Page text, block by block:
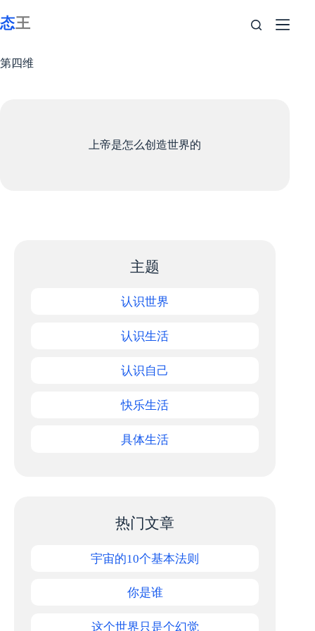
至
第四维
上帝是怎么创造世界的
主题
认识世界
认识生活
认识自己
快乐生活
具体生活
热门文章
宇宙的10个基本法则
你是谁
这个世界只是个幻觉